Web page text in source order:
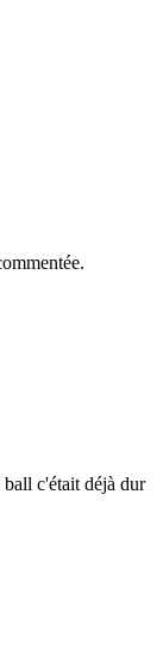
c'était déjà dur